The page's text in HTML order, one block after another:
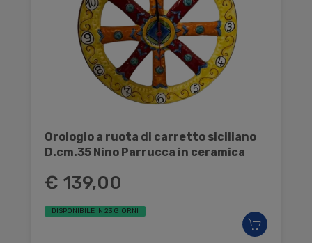
Orologio a ruota di carretto siciliano
D.cm.35 Nino Parrucca in ceramica
€ 139,00
DISPONIBILE IN 23 GIORNI